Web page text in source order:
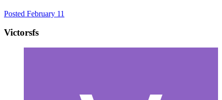
Posted February 11
Victorsfs